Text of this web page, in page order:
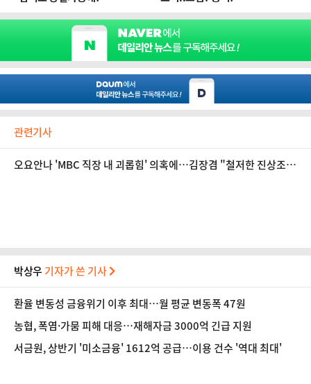
관련기사
오요안나 'MBC 직장 내 괴롭힘' 의혹에…김장겸 "철저한 진상조사
박상우 기자가 쓴 기사
환율 변동성 금융위기 이후 최대…월 평균 변동폭 47원
농협, 폭염·가뭄 피해 대응…재해자금 3000억 긴급 지원
서금원, 상반기 '미소금융' 1612억 공급…이용 건수 '역대 최대'